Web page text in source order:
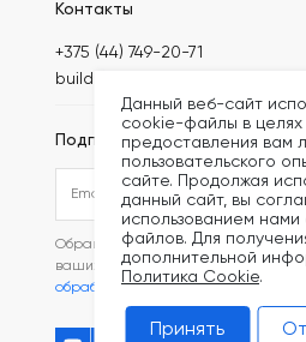
Контакты
+375 (44) 749-20-71
build@kronex-company.by
Подписаться на рассылку
Обращаясь в наш магазин, вы
ваших
персональных данных и
обработки файлов Cookie.
Данный веб-сайт
cookie-файлы в целях
предоставления вам
пользовательского
сайте. Продолжая
данный сайт, вы
использованием
файлов. Для
дополнительной
Политика Cookie.
Принять